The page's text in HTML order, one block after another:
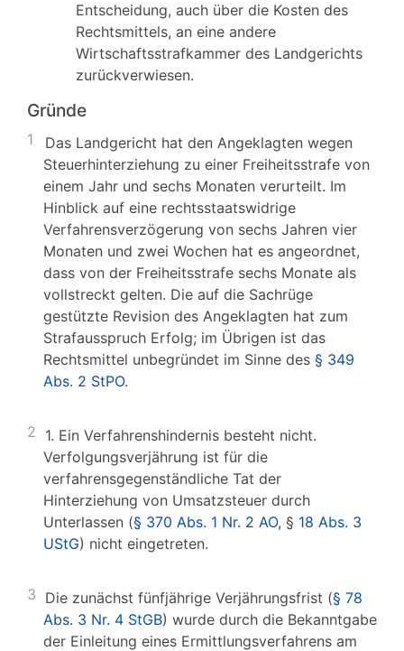
Entscheidung, auch über die Kosten des
Rechtsmittels, an eine andere
Wirtschaftsstrafkammer des Landgerichts
zurückverwiesen.
Gründe
1
Das Landgericht hat den Angeklagten wegen
Steuerhinterziehung zu einer Freiheitsstrafe von
einem Jahr und sechs Monaten verurteilt. Im
Hinblick auf eine rechtsstaatswidrige
Verfahrensverzögerung von sechs Jahren vier
Monaten und zwei Wochen hat es angeordnet,
dass von der Freiheitsstrafe sechs Monate als
vollstreckt gelten. Die auf die Sachrüge
gestützte Revision des Angeklagten hat zum
Strafausspruch Erfolg; im Übrigen ist das
Rechtsmittel unbegründet im Sinne des § 349
Abs. 2 StPO.
2 1. Ein Verfahrenshindernis besteht nicht.
Verfolgungsverjährung ist für die
verfahrensgegenständliche Tat der
Hinterziehung von Umsatzsteuer durch
Unterlassen (§ 370 Abs. 1 Nr. 2 AO, § 18 Abs. 3
UStG) nicht eingetreten.
3 Die zunächst fünfjährige Verjährungsfrist (§ 78
Abs. 3 Nr. 4 StGB) wurde durch die Bekanntgabe
der Einleitung eines Ermittlungsverfahrens am